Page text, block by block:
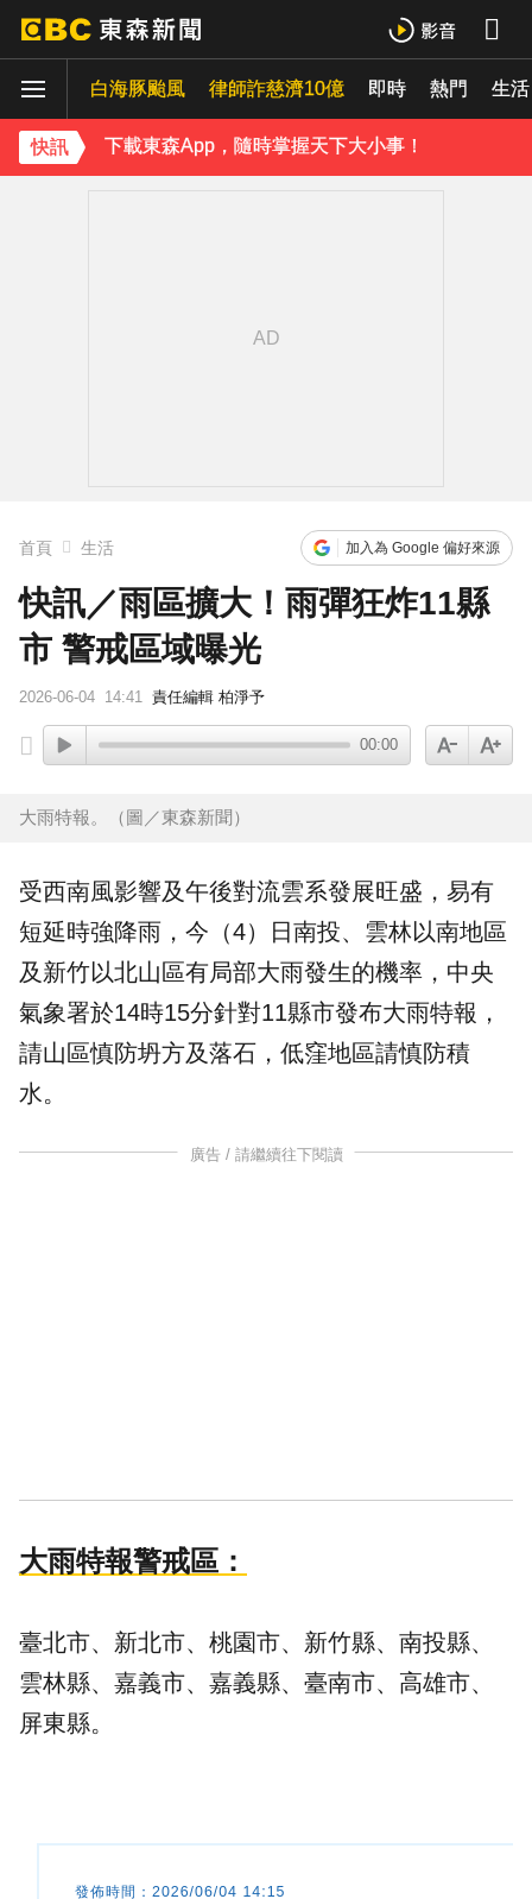
白海豚颱風 律師詐慈濟10億 即時 熱門 生活
快訊
許富凱暴瘦7公斤登台！「臉明顯凹陷」嚇壞媽媽 父親節憶亡父淚崩
下載東森App，隨時掌握天下大小事！
首頁 生活 加入為 Google 偏好來源
快訊／雨區擴大！雨彈狂炸11縣
市 警戒區域曝光
2026-06-04 14:41 責任編輯 柏淨予
00:00
大雨特報。（圖／東森新聞）
受西南風影響及午後對流雲系發展旺盛，易有
短延時強降雨，今（4）日南投、雲林以南地區
及新竹以北山區有局部大雨發生的機率，中央
氣象署於14時15分針對11縣市發布大雨特報 ，
請山區慎防坍方及落石，低窪地區請慎防積
水。
廣告 / 請繼續往下閱讀
大雨特報警戒區：
臺北市、新北市、桃園市、新竹縣、南投縣、
雲林縣、嘉義市、嘉義縣、臺南市、高雄市、
屏東縣。